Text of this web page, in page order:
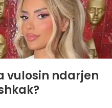
vulosin ndarjen